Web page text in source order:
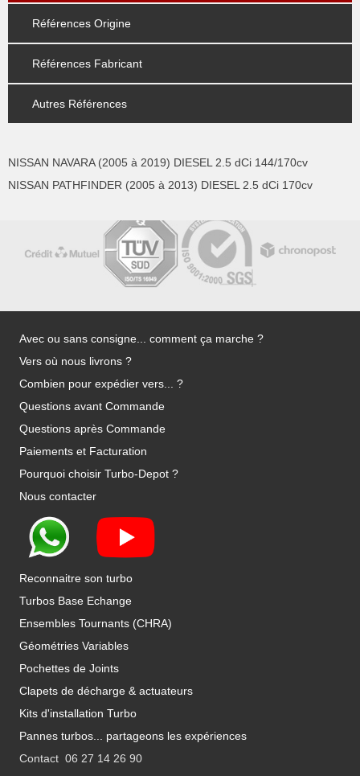
Références Origine
Références Fabricant
Autres Références
NISSAN NAVARA (2005 à 2019) DIESEL 2.5 dCi 144/170cv
NISSAN PATHFINDER (2005 à 2013) DIESEL 2.5 dCi 170cv
Avec ou sans consigne... comment ça marche ?
Vers où nous livrons ?
Combien pour expédier vers... ?
Questions avant Commande
Questions après Commande
Paiements et Facturation
Pourquoi choisir Turbo-Depot ?
Nous contacter
Reconnaitre son turbo
Turbos Base Echange
Ensembles Tournants (CHRA)
Géométries Variables
Pochettes de Joints
Clapets de décharge & actuateurs
Kits d'installation Turbo
Pannes turbos... partageons les expériences
Contact 06 27 14 26 90